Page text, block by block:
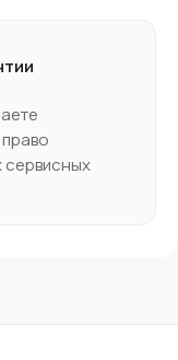
сервисных